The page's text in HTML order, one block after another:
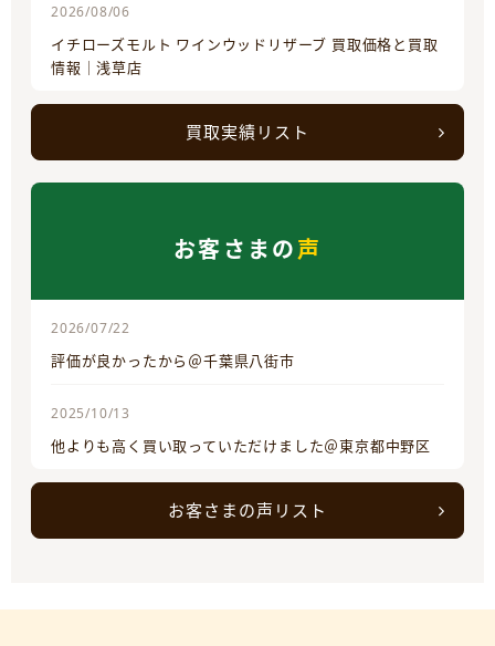
2026/08/06
イチローズモルト ワインウッドリザーブ 買取価格と買取
情報｜浅草店
買取実績リスト
お客さまの声
2026/07/22
評価が良かったから＠千葉県八街市
2025/10/13
他よりも高く買い取っていただけました＠東京都中野区
お客さまの声リスト